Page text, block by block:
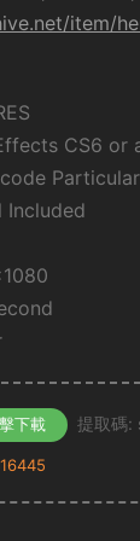
item/
CS6 or
Included
下載 提取碼: